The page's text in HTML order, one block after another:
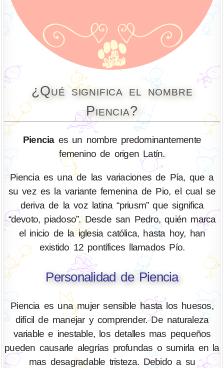
¿Qué significa el nombre
Piencia?
Pienciaes un nombre predominantemente
femenino de origen Latín.
Piencia es una de las variaciones de Pía, que a
su vez es la variante femenina de Pio, el cual se
deriva de la voz latina “priusm” que significa
“devoto, piadoso”. Desde san Pedro, quién marca
el inicio de la iglesia católica, hasta hoy, han
existido 12 pontífices llamados Pío.
Personalidad de Piencia
Piencia es una mujer sensible hasta los huesos,
difícil de manejar y comprender. De naturaleza
variable e inestable, los detalles mas pequeños
pueden causarle alegrías profundas o sumirla en la
mas desagradable tristeza. Debido a su